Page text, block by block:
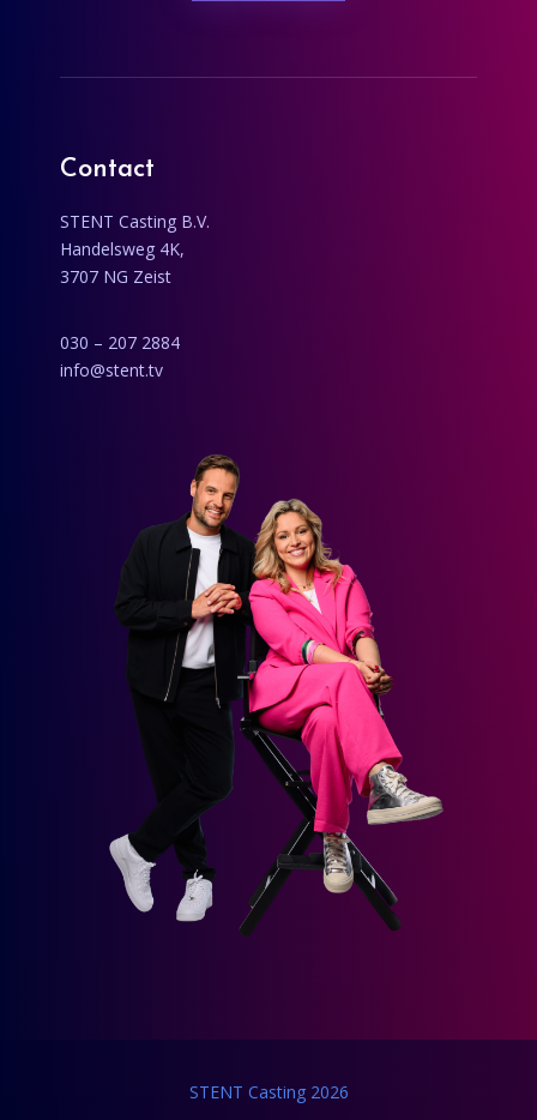
Contact
STENT Casting B.V.
Handelsweg 4K,
3707 NG Zeist
030 – 207 2884
info@stent.tv
STENT Casting 2026